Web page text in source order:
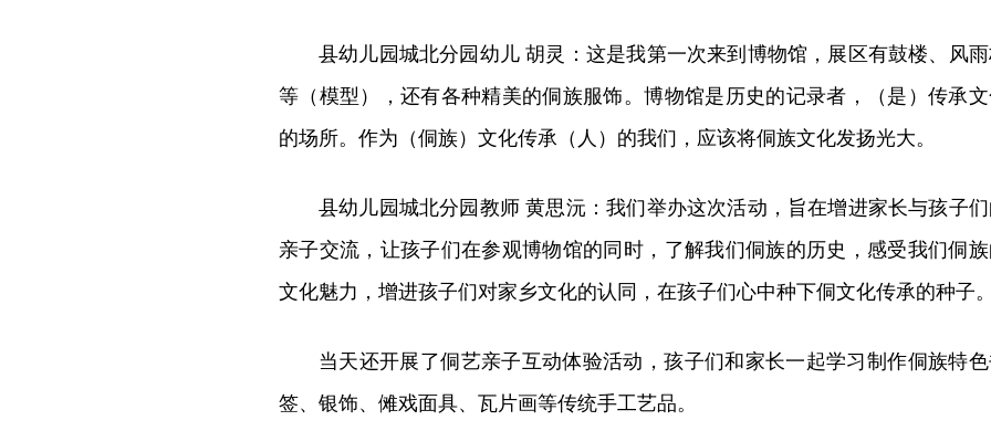
县幼儿园城北分园幼儿 胡灵：这是我第一次来到博物馆，展区有鼓楼、风
等（模型），还有各种精美的侗族服饰。博物馆是历史的记录者，（是）传承
的场所。作为（侗族）文化传承（人）的我们，应该将侗族文化发扬光大。
县幼儿园城北分园教师 黄思沅：我们举办这次活动，旨在增进家长与孩子
亲子交流，让孩子们在参观博物馆的同时，了解我们侗族的历史，感受我们侗
文化魅力，增进孩子们对家乡文化的认同，在孩子们心中种下侗文化传承的种子
当天还开展了侗艺亲子互动体验活动，孩子们和家长一起学习制作侗族特
签、银饰、傩戏面具、瓦片画等传统手工艺品。